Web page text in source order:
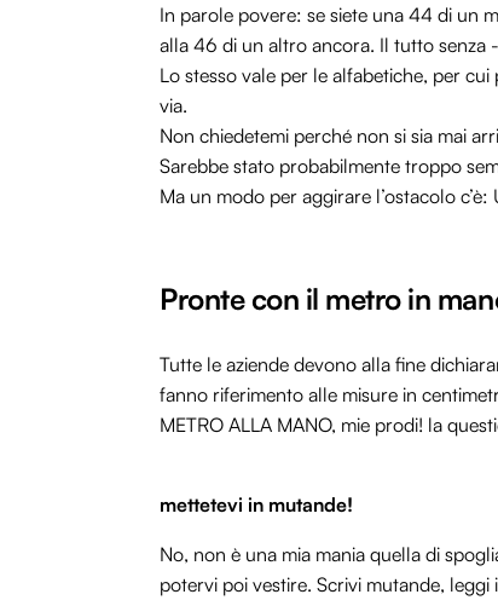
In parole povere: se siete una 44 di un
alla 46 di un altro ancora. Il tutto senza
Lo stesso vale per le alfabetiche, per
via.
Non chiedetemi perché non si sia mai
Sarebbe stato probabilmente troppo
Ma un modo per aggirare l’ostacolo c’è:
Pronte con il metro in
Tutte le aziende devono alla fine
fanno riferimento alle misure in
METRO ALLA MANO, mie prodi! la
mettetevi in mutande!
No, non è una mia mania quella di
potervi poi vestire. Scrivi mutande,